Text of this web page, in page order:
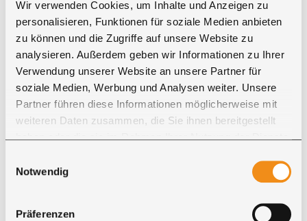
Wir verwenden Cookies, um Inhalte und Anzeigen zu
personalisieren, Funktionen für soziale Medien anbieten
zu können und die Zugriffe auf unsere Website zu
analysieren. Außerdem geben wir Informationen zu Ihrer
Verwendung unserer Website an unsere Partner für
soziale Medien, Werbung und Analysen weiter. Unsere
Partner führen diese Informationen möglicherweise mit
weiteren Daten zusammen, die Sie ihnen bereitgestellt
haben oder die sie im Rahmen Ihrer Nutzung der Dienste
Cookies, wenn Sie unsere Webseite weiterhin nutzen.
Notwendig
Präferenzen
Max M.
" ... vielen Dank für die tolle, professionelle
und flexible Betreuung von der
Mustersendung bis zur Auslieferung mit dem
– freundlichen, hilfsbereiten Ricon-Fahrer. Der
Tisch hätte nicht schöner werden können..."